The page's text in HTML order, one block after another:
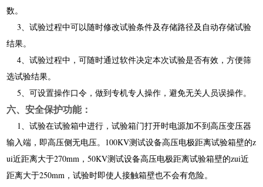
数。
3、试验过程中可以随时修改试验条件及存储路径及自动存储试验
结果。
4、试验过程中，可随时通过软件决定本次试验是否有效，方便筛
选试验结果。
5、可设置操作口令，做到专机专人操作，避免无关人员误操作。
六、安全保护功能：
1、试验在试验箱中进行，试验箱门打开时电源加不到高压变压器
输入端，即高压侧无电压。100KV测试设备高压电极距离试验箱壁的z
ui近距离大于270mm，50KV测试设备高压电极距离试验箱壁的zui近
距离大于250mm，试验时即使人接触箱壁也不会有危险。